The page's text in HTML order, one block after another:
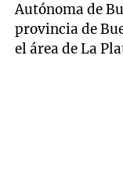
Autónoma de
provincia de
el área de La